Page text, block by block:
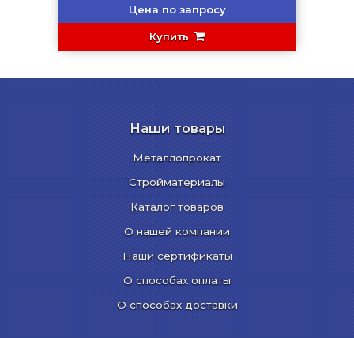
Цена по запросу
Купить
Наши товары
Металлопрокат
Стройматериалы
Каталог товаров
О нашей компании
Наши сертификаты
О способах оплаты
О способах доставки